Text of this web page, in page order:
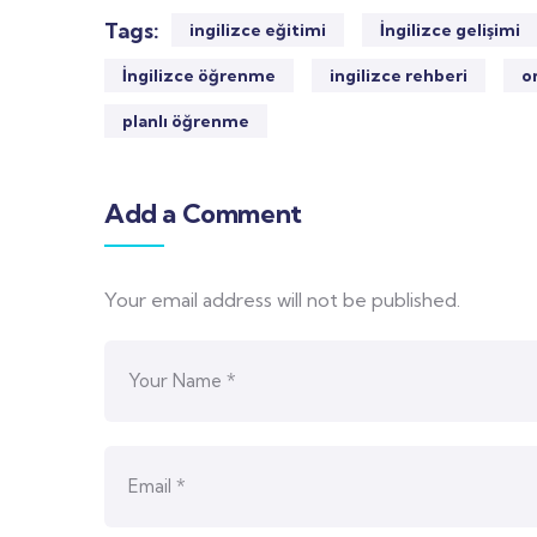
Tags: ingilizce eğitimi İngilizce gelişimi
İngilizce öğrenme ingilizce rehberi
planlı öğrenme
Add a Comment
Your email address will not be published.